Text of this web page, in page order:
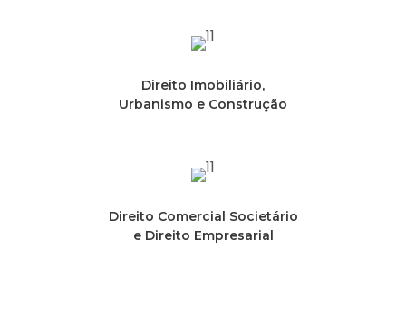
Direito Imobiliário,
Urbanismo e Construção
Direito Comercial Societário
e Direito Empresarial